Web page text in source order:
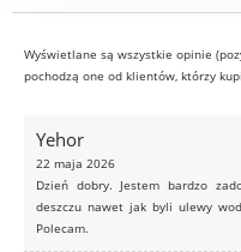
Wyświetlane są wszystkie opinie
pochodzą one od klientów, którzy
Yehor
22 maja 2026
Dzień dobry. Jestem bardzo
deszczu nawet jak byli ulewy
Polecam.